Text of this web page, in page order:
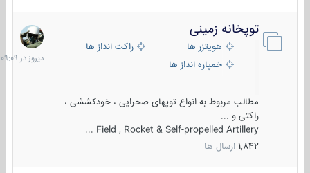
توپخانه زمینی
هویتزر ها
راکت انداز ها
خمپاره انداز ها
مطالب مربوط به انواع توپهای صحرایی ، خودکششی ،
راکتی و ...
Field , Rocket & Self-propelled Artillery ...
1,842 ارسال ها
دیروز
در
09:09